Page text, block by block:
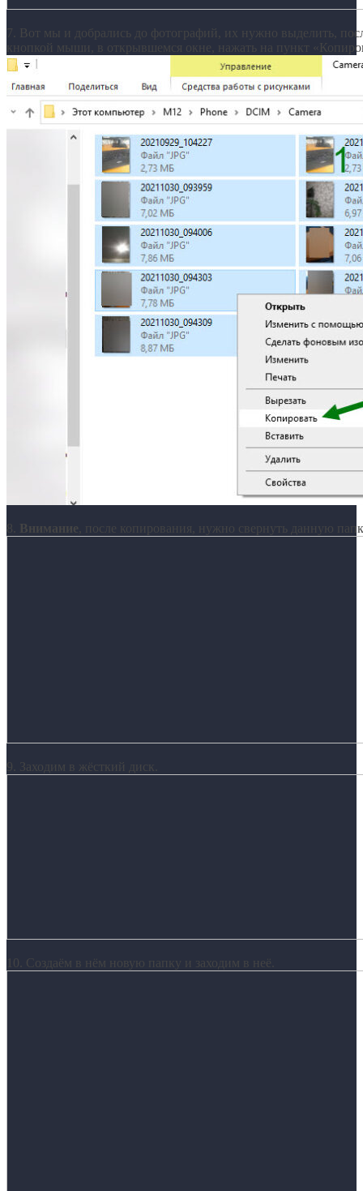
7. Вот мы и добрались до фотографий, их нужно выделить,
кнопкой мыши, в открывшемся окне, нажать на пункт
8. Внимание , после копирования, нужно свернуть данную
9. Заходим в жёсткий диск.
10. Создаём в нём новую папку и заходим в неё.